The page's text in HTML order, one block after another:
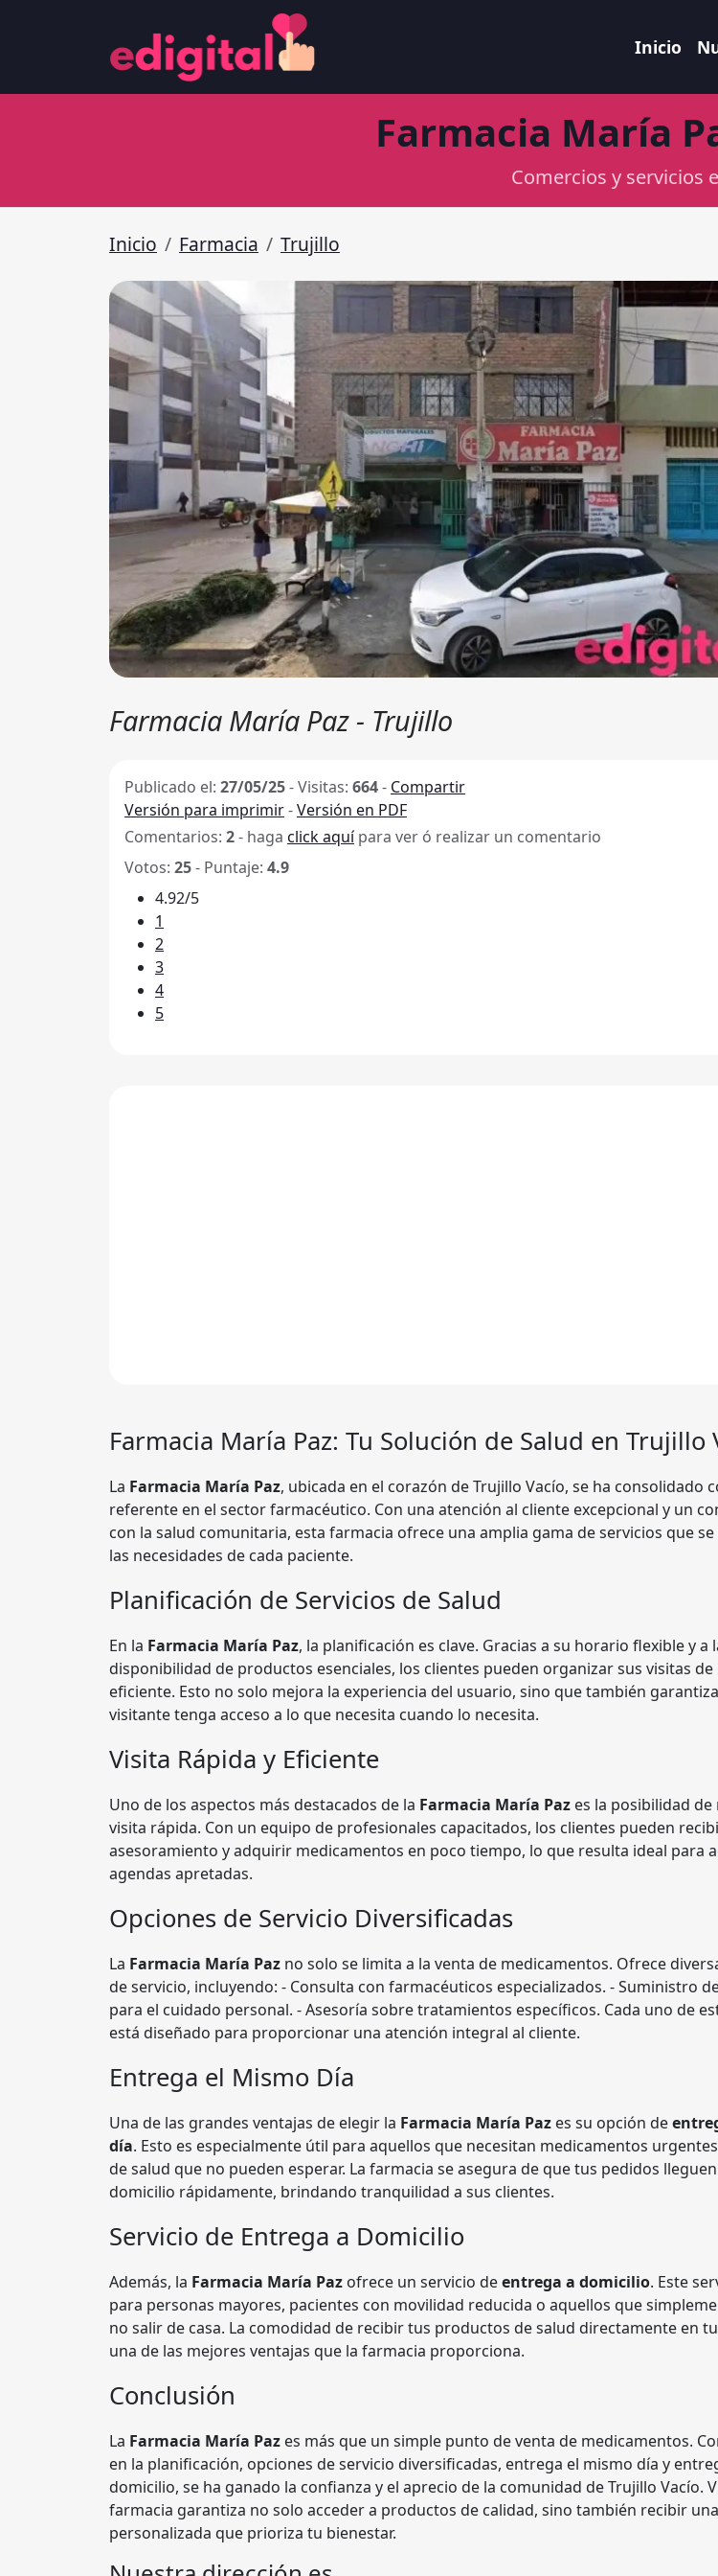
Inicio
Farmacia María
Comercios y servicios
Inicio Farmacia Trujillo
Farmacia María Paz - Trujillo
Publicado el: 27/05/25-Visitas: 664- Compartir
Versión para imprimir-Versión en PDF
Comentarios: 2- haga click aquípara ver ó realizar un comentario
Votos: 25- Puntaje: 4.9
4.92/5
1
2
3
4
5
Farmacia María Paz: Tu Solución de Salud en Trujillo
La Farmacia María Paz, ubicada en el corazón de Trujillo Vacío, se ha consolidado
referente en el sector farmacéutico. Con una atención al cliente excepcional y un
con la salud comunitaria, esta farmacia ofrece una amplia gama de servicios que
las necesidades de cada paciente.
Planificación de Servicios de Salud
En la Farmacia María Paz, la planificación es clave. Gracias a su horario flexible y a
disponibilidad de productos esenciales, los clientes pueden organizar sus visitas de
eficiente. Esto no solo mejora la experiencia del usuario, sino que también
visitante tenga acceso a lo que necesita cuando lo necesita.
Visita Rápida y Eficiente
Uno de los aspectos más destacados de la Farmacia María Paz es la posibilidad
visita rápida. Con un equipo de profesionales capacitados, los clientes pueden
asesoramiento y adquirir medicamentos en poco tiempo, lo que resulta ideal para
agendas apretadas.
Opciones de Servicio Diversificadas
La Farmacia María Paz no solo se limita a la venta de medicamentos. Ofrece
de servicio, incluyendo: - Consulta con farmacéuticos especializados. - Suministro
para el cuidado personal. - Asesoría sobre tratamientos específicos. Cada uno de
está diseñado para proporcionar una atención integral al cliente.
Entrega el Mismo Día
Una de las grandes ventajas de elegir la Farmacia María Paz es su opción de
día. Esto es especialmente útil para aquellos que necesitan medicamentos
de salud que no pueden esperar. La farmacia se asegura de que tus pedidos
domicilio rápidamente, brindando tranquilidad a sus clientes.
Servicio de Entrega a Domicilio
Además, la Farmacia María Paz ofrece un servicio deentrega a domicilio. Este
para personas mayores, pacientes con movilidad reducida o aquellos que
no salir de casa. La comodidad de recibir tus productos de salud directamente en
una de las mejores ventajas que la farmacia proporciona.
Conclusión
La Farmacia María Paz es más que un simple punto de venta de medicamentos.
en la planificación, opciones de servicio diversificadas, entrega el mismo día y
domicilio, se ha ganado la confianza y el aprecio de la comunidad de Trujillo Vacío.
farmacia garantiza no solo acceder a productos de calidad, sino también recibir
personalizada que prioriza tu bienestar.